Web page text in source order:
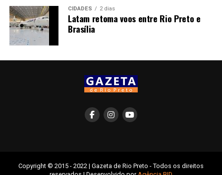
CIDADES 2 dias
Latam retoma voos entre Rio Preto e
Brasília
Copyright © 2015 - 2022 | Gazeta de Rio Preto - Todos os direitos